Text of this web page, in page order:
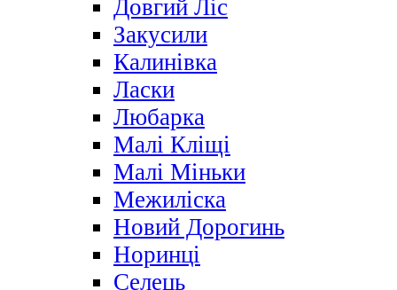
Довгий Ліс
Закусили
Калинівка
Ласки
Любарка
Малі Кліщі
Малі Міньки
Межиліска
Новий Дорогинь
Норинці
Селець